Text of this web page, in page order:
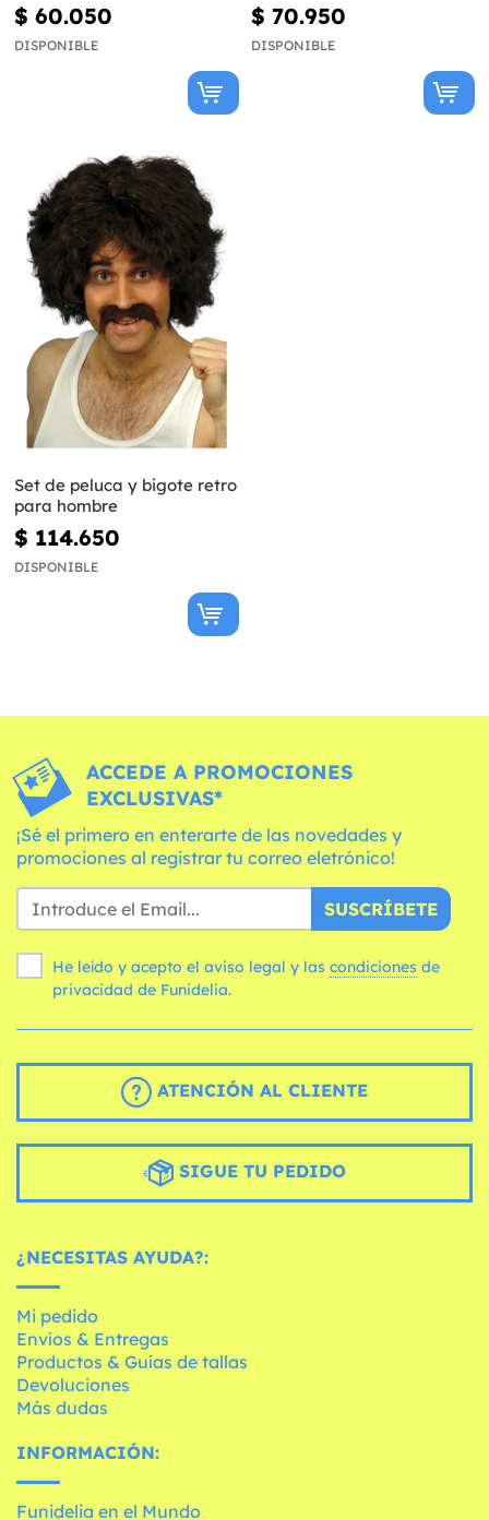
$ 60.050
DISPONIBLE
$ 70.950
DISPONIBLE
Set de peluca y bigote retro
para hombre
$ 114.650
DISPONIBLE
ACCEDE A PROMOCIONES
EXCLUSIVAS*
¡Sé el primero en enterarte de las novedades y
promociones al registrar tu correo eletrónico!
SUSCRÍBETE
He leído y acepto el aviso legal y las condiciones
privacidad de Funidelia.
ATENCIÓN AL CLIENTE
SIGUE TU PEDIDO
¿NECESITAS AYUDA?:
Mi pedido
Envíos & Entregas
Productos & Guías de tallas
Devoluciones
Más dudas
INFORMACIÓN:
Funidelia en el Mundo